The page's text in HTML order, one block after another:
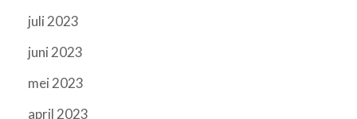
juli 2023
juni 2023
mei 2023
april 2023